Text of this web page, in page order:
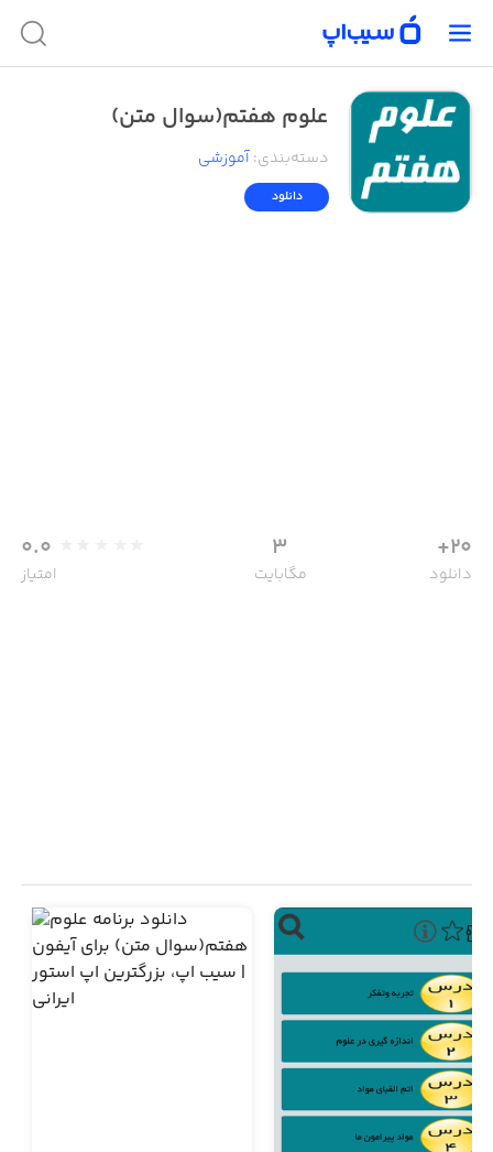
علوم هفتم(سوال متن)
دسته‌بندی:آموزشی
دانلود
20+
دانلود
3
مگابایت
0.0
امتیاز